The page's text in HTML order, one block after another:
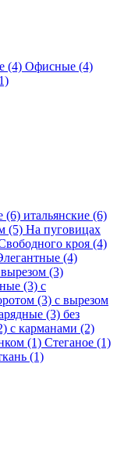
(4) Офисные (4)
(6) итальянские (6)
(5) На пуговицах
кроя (4)
(4)
(3)
(3) с
(3) с вырезом
(3) без
с карманами (2)
(1) Стеганое (1)
(1)